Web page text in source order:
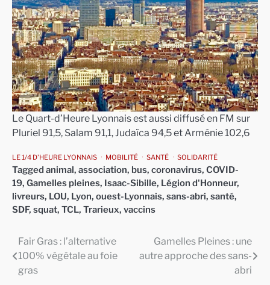
Le Quart-d’Heure Lyonnais est aussi diffusé en FM sur
Pluriel 91,5, Salam 91,1, Judaïca 94,5 et Arménie 102,6
LE 1/4 D'HEURE LYONNAIS MOBILITÉ SANTÉ SOLIDARITÉ
Tagged animal, association, bus, coronavirus, COVID-
19, Gamelles pleines, Isaac-Sibille, Légion d'Honneur,
livreurs, LOU, Lyon, ouest-Lyonnais, sans-abri, santé,
SDF, squat, TCL, Trarieux, vaccins
Navigation
de
Fair Gras : l’alternative
100% végétale au foie
gras
Gamelles Pleines : une
autre approche des sans-
abri